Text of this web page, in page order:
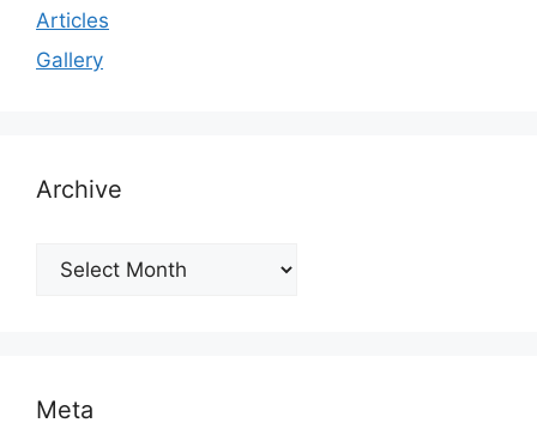
Articles
Gallery
Archive
Archive
Meta